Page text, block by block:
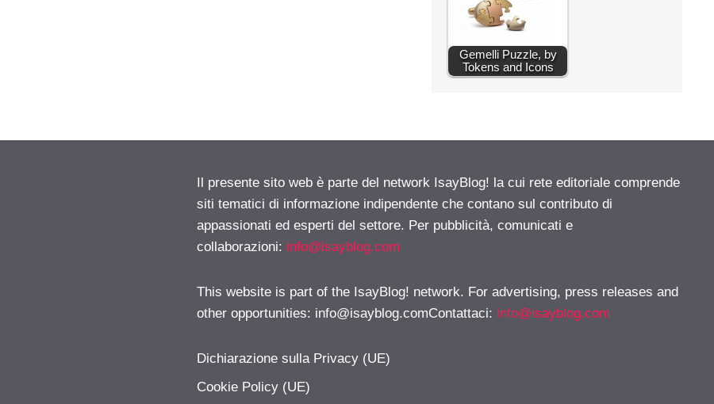
Gemelli Puzzle, by
Tokens and Icons
Il presente sito web è parte del network IsayBlog! la cui rete editoriale comprende
siti tematici di informazione indipendente che contano sul contributo di
appassionati ed esperti del settore. Per pubblicità, comunicati e
collaborazioni: info@isayblog.com
This website is part of the IsayBlog! network. For advertising, press releases and
other opportunities: info@isayblog.comContattaci: info@isayblog.com
Dichiarazione sulla Privacy (UE)
Cookie Policy (UE)